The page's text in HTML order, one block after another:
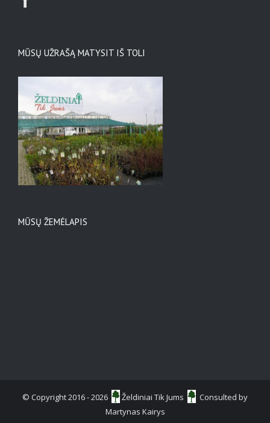
MŪSŲ UŽRAŠĄ MATYSIT IŠ TOLI
MŪSŲ ŽEMĖLAPIS
© Copyright 2016 -2026 Želdiniai Tik Jums
Consulted by
Martynas Kairys